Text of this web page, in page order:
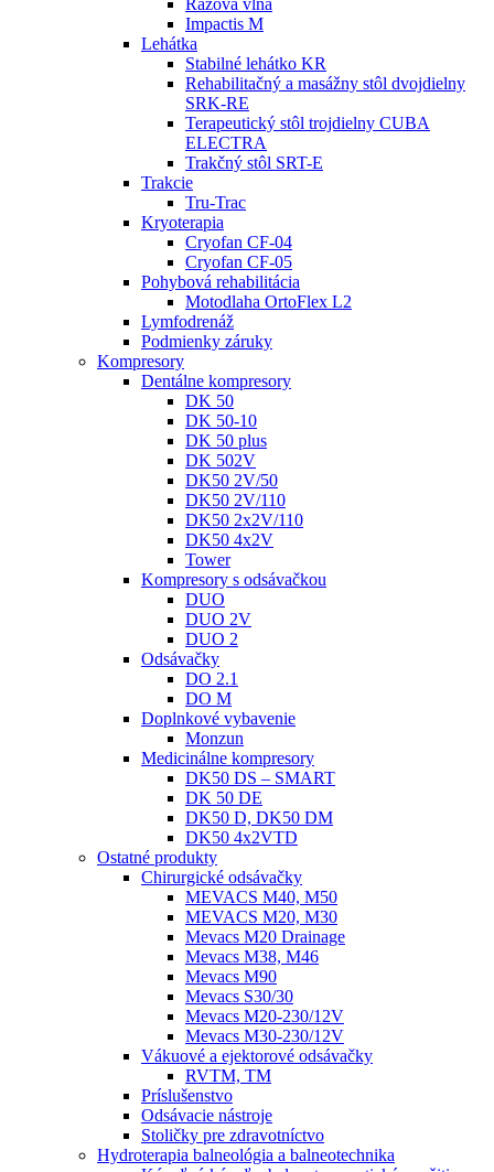
Rázová vlna
Impactis M
Lehátka
Stabilné lehátko KR
Rehabilitačný a masážny stôl dvojdielny
SRK-RE
Terapeutický stôl trojdielny CUBA
ELECTRA
Trakčný stôl SRT-E
Trakcie
Tru-Trac
Kryoterapia
Cryofan CF-04
Cryofan CF-05
Pohybová rehabilitácia
Motodlaha OrtoFlex L2
Lymfodrenáž
Podmienky záruky
Kompresory
Dentálne kompresory
DK 50
DK 50-10
DK 50 plus
DK 502V
DK50 2V/50
DK50 2V/110
DK50 2x2V/110
DK50 4x2V
Tower
Kompresory s odsávačkou
DUO
DUO 2V
DUO 2
Odsávačky
DO 2.1
DO M
Doplnkové vybavenie
Monzun
Medicinálne kompresory
DK50 DS – SMART
DK 50 DE
DK50 D, DK50 DM
DK50 4x2VTD
Ostatné produkty
Chirurgické odsávačky
MEVACS M40, M50
MEVACS M20, M30
Mevacs M20 Drainage
Mevacs M38, M46
Mevacs M90
Mevacs S30/30
Mevacs M20-230/12V
Mevacs M30-230/12V
Vákuové a ejektorové odsávačky
RVTM, TM
Príslušenstvo
Odsávacie nástroje
Stoličky pre zdravotníctvo
Hydroterapia balneológia a balneotechnika